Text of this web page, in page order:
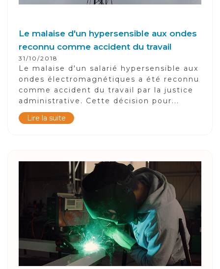
Le malaise d'un hypersensible aux ondes
reconnu comme accident du travail
31/10/2018
Le malaise d'un salarié hypersensible aux
ondes électromagnétiques a été reconnu
comme accident du travail par la justice
administrative. Cette décision pour...
Lire la suite